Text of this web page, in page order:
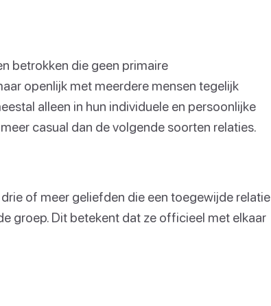
betrokken die geen primaire
openlijk met meerdere mensen tegelijk
alleen in hun individuele en persoonlijke
casual dan de volgende soorten relaties.
of meer geliefden die een toegewijde relatie
groep. Dit betekent dat ze officieel met elkaar